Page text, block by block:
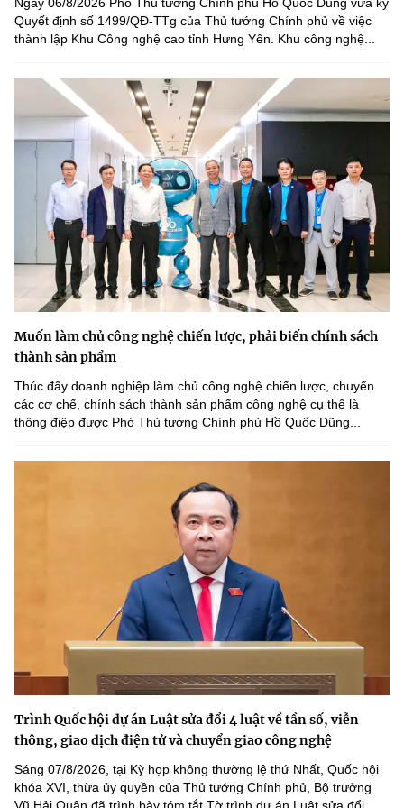
Quyết định số 1499/QĐ-TTg của Thủ tướng Chính phủ về việc
thành lập Khu Công nghệ cao tỉnh Hưng Yên. Khu công nghệ...
Muốn làm chủ công nghệ chiến lược, phải biến chính sách
thành sản phẩm
Thúc đẩy doanh nghiệp làm chủ công nghệ chiến lược, chuyển
các cơ chế, chính sách thành sản phẩm công nghệ cụ thể là
thông điệp được Phó Thủ tướng Chính phủ Hồ Quốc Dũng...
Trình Quốc hội dự án Luật sửa đổi 4 luật về tần số, viễn
thông, giao dịch điện tử và chuyển giao công nghệ
Sáng 07/8/2026, tại Kỳ họp không thường lệ thứ Nhất, Quốc hội
khóa XVI, thừa ủy quyền của Thủ tướng Chính phủ, Bộ trưởng